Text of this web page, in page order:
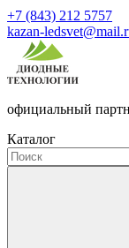
+7 (843) 212 5757
kazan-
официальный
Каталог